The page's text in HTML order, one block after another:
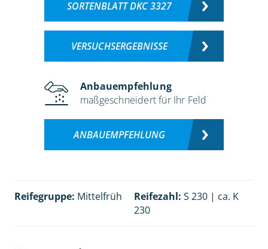
SORTENBLATT DKC 3327
VERSUCHSERGEBNISSE
Anbauempfehlung
maßgeschneidert für Ihr Feld
ANBAUEMPFEHLUNG
Reifegruppe: Mittelfrüh Reifezahl: S 230 | ca. K
230